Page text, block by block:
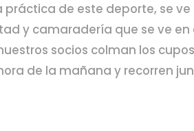
práctica de este deporte, se ve
y camaradería que se ve en
socios colman los
de la mañana y recorren